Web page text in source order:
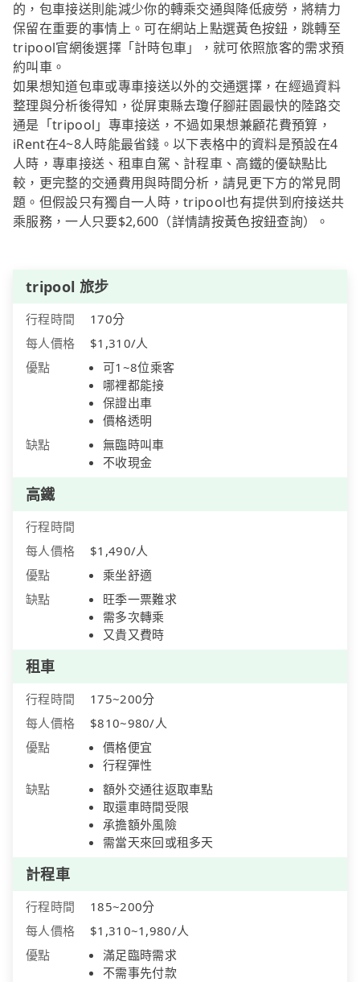
的，包車接送則能減少你的轉乘交通與降低疲勞，將精力
保留在重要的事情上。可在網站上點選黃色按鈕，跳轉至
tripool官網後選擇「計時包車」，就可依照旅客的需求預
約叫車。
如果想知道包車或專車接送以外的交通選擇，在經過資料
整理與分析後得知，從屏東縣去瓊仔腳莊園最快的陸路交
通是「tripool」專車接送，不過如果想兼顧花費預算，
iRent在4~8人時能最省錢。以下表格中的資料是預設在4
人時，專車接送、租車自駕、計程車、高鐵的優缺點比
較，更完整的交通費用與時間分析，請見更下方的常見問
題。但假設只有獨自一人時，tripool也有提供到府接送共
乘服務，一人只要$2,600（詳情請按黃色按鈕查詢）。
tripool 旅步
行程時間
170分
每人價格
$1,310/人
優點
可1~8位乘客
哪裡都能接
保證出車
價格透明
缺點
無臨時叫車
不收現金
高鐵
行程時間
每人價格
$1,490/人
優點
乘坐舒適
缺點
旺季一票難求
需多次轉乘
又貴又費時
租車
行程時間
175~200分
每人價格
$810~980/人
優點
價格便宜
行程彈性
缺點
額外交通往返取車點
取還車時間受限
承擔額外風險
需當天來回或租多天
計程車
行程時間
185~200分
每人價格
$1,310~1,980/人
優點
滿足臨時需求
不需事先付款